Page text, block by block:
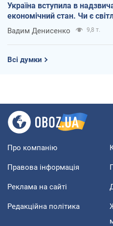
Україна вступила в
економічний стан. Чи є
Вадим Денисенко 9,8 т.
Всі думки
Про компанію
Правова інформація
Реклама на сайті
Редакційна політика